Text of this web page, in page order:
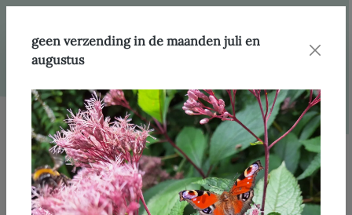
Filter
Filter
geen verzending in de maanden juli en
augustus